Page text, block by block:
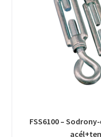
FSS6100 –